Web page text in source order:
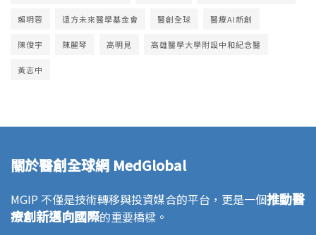
賴玥蓉 遠方未來醫學基金會 醫創全球 醫療AI新創
陳俊宇 陳麗琴 高明見 高雄醫學大學附設中和紀念醫
黃志中
關於醫創全球網 MedGlobal
MGIP 不僅是技術轉移與投資媒合的平台，更是一個推動醫
療創新邁向國際的重要橋樑。